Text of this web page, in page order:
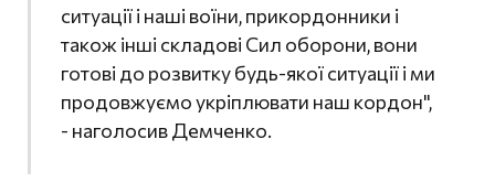
ситуації і наші воїни, прикордонники і
також інші складові Сил оборони, вони
готові до розвитку будь-якої ситуації і ми
продовжуємо укріплювати наш кордон",
- наголосив Демченко.